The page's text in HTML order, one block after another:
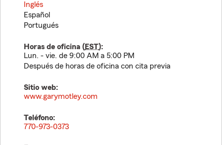
Inglés
Español
Portugués
Horas de oficina (EST):
Lun. - vie. de 9:00 AM a 5:00 PM
Después de horas de oficina con cita previa
Sitio web:
www.garymotley.com
Teléfono:
770-973-0373